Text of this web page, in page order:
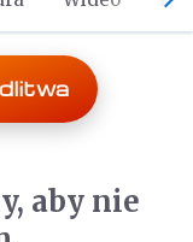
aby nie